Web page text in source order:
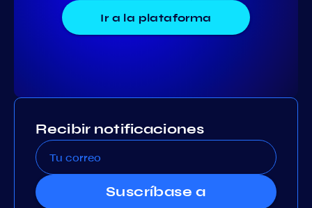
Ir a la plataforma
Recibir notificaciones
Suscríbase a